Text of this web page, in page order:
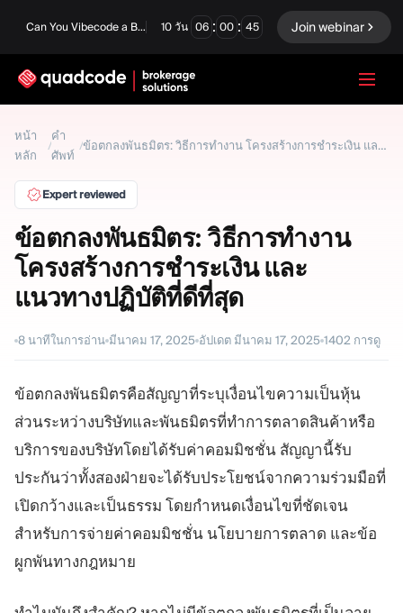
Can You Vibecode a Brokerage Platform? 10 วัน 06 : 00 : 44 Join webinar
หน้า
หลัก
คำ
ศัพท์
/ ข้อตกลงพันธมิตร: วิธีการทำงาน โครงสร้างการชำระเงิน และแนวทางปฏิบัติที่ดีที่สุด
Expert reviewed
ข้อตกลงพันธมิตร: วิธีการทำงาน
โครงสร้างการชำระเงิน และ
แนวทางปฏิบัติที่ดีที่สุด
8นาทีในการอ่าน มีนาคม 17, 2025 อัปเดต มีนาคม 17, 2025 1402 การดู
ข้อตกลงพันธมิตรคือสัญญาที่ระบุเงื่อนไขความเป็นหุ้น
ส่วนระหว่างบริษัทและพันธมิตรที่ทำการตลาดสินค้าหรือ
บริการของบริษัทโดยได้รับค่าคอมมิชชั่น สัญญานี้รับ
ประกันว่าทั้งสองฝ่ายจะได้รับประโยชน์จากความร่วมมือที่
เปิดกว้างและเป็นธรรม โดยกำหนดเงื่อนไขที่ชัดเจน
สำหรับการจ่ายค่าคอมมิชชั่น นโยบายการตลาด และข้อ
ผูกพันทางกฎหมาย
โซลูชันครบวงจร
ฟอเร็กซ์ / CFD
ตัวเลือกไบนารี
ตลาดหลักทรัพย์และการ
ชำระบัญชี
โมดูล
แพลตฟอร์มเทรด แบ็กออฟฟิศ
ทรัพยากร
คู่มือการตลาด
บล็อก
คำศัพท์
เครื่องคำนวณกำไร
เพิ่มเติม
เกี่ยวกับเรา
ทีม
ข่าวบริษัท